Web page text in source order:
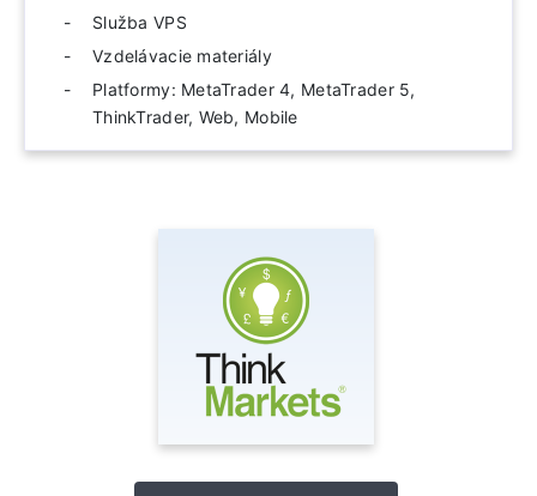
Služba VPS
Vzdelávacie materiály
Platformy: MetaTrader 4, MetaTrader 5,
ThinkTrader, Web, Mobile